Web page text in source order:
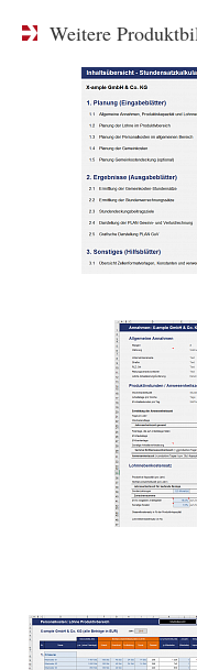
Weitere